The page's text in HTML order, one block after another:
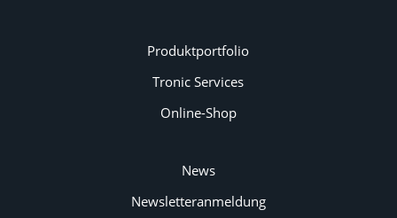
Produktportfolio
Tronic Services
Online-Shop
News
Newsletteranmeldung